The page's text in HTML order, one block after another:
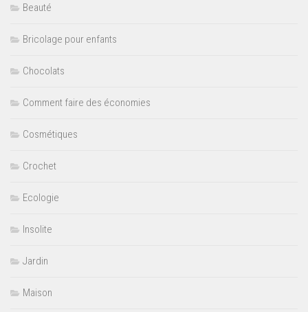
Beauté
Bricolage pour enfants
Chocolats
Comment faire des économies
Cosmétiques
Crochet
Ecologie
Insolite
Jardin
Maison